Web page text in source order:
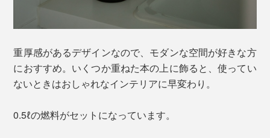
重厚感があるデザインなので、モダンな空間が好きな方
におすすめ。いくつか重ねた本の上に飾ると、使ってい
ないときはおしゃれなインテリアに早変わり。
0.5ℓの燃料がセットになっています。